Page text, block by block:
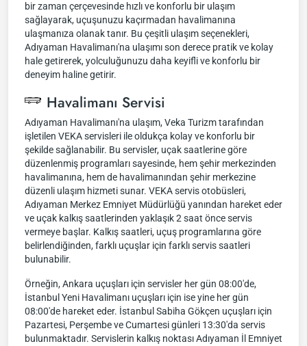
bir zaman çerçevesinde hızlı ve konforlu bir ulaşım
sağlayarak, uçuşunuzu kaçırmadan havalimanına
ulaşmanıza olanak tanır. Bu çeşitli ulaşım seçenekleri,
Adıyaman Havalimanı'na ulaşımı son derece pratik ve kolay
hale getirerek, yolculuğunuzu daha keyifli ve konforlu bir
deneyim haline getirir.
Havalimanı Servisi
Adıyaman Havalimanı'na ulaşım, Veka Turizm tarafından
işletilen VEKA servisleri ile oldukça kolay ve konforlu bir
şekilde sağlanabilir. Bu servisler, uçak saatlerine göre
düzenlenmiş programları sayesinde, hem şehir merkezinden
havalimanına, hem de havalimanından şehir merkezine
düzenli ulaşım hizmeti sunar. VEKA servis otobüsleri,
Adıyaman Merkez Emniyet Müdürlüğü yanından hareket eder
ve uçak kalkış saatlerinden yaklaşık 2 saat önce servis
vermeye başlar. Kalkış saatleri, uçuş programlarına göre
belirlendiğinden, farklı uçuşlar için farklı servis saatleri
bulunabilir.
Örneğin, Ankara uçuşları için servisler her gün 08:00'de,
İstanbul Yeni Havalimanı uçuşları için ise yine her gün
08:00'de hareket eder. İstanbul Sabiha Gökçen uçuşları için
Pazartesi, Perşembe ve Cumartesi günleri 13:30'da servis
bulunmaktadır. Servislerin kalkış noktası Adıyaman İl Emniyet